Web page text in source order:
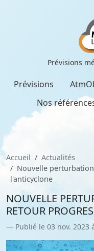
Prévisions
Prévisions
Nos
Accueil
Actualités
Nouvelle
l'anticyclone
NOUVELLE
RETOUR
Publié le 03 nov. 2023